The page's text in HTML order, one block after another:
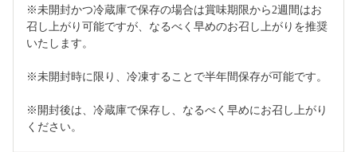
※未開封かつ冷蔵庫で保存の場合は賞味期限から2週間はお
召し上がり可能ですが、なるべく早めのお召し上がりを推奨
いたします。
※未開封時に限り、冷凍することで半年間保存が可能です。
※開封後は、冷蔵庫で保存し、なるべく早めにお召し上がり
ください。